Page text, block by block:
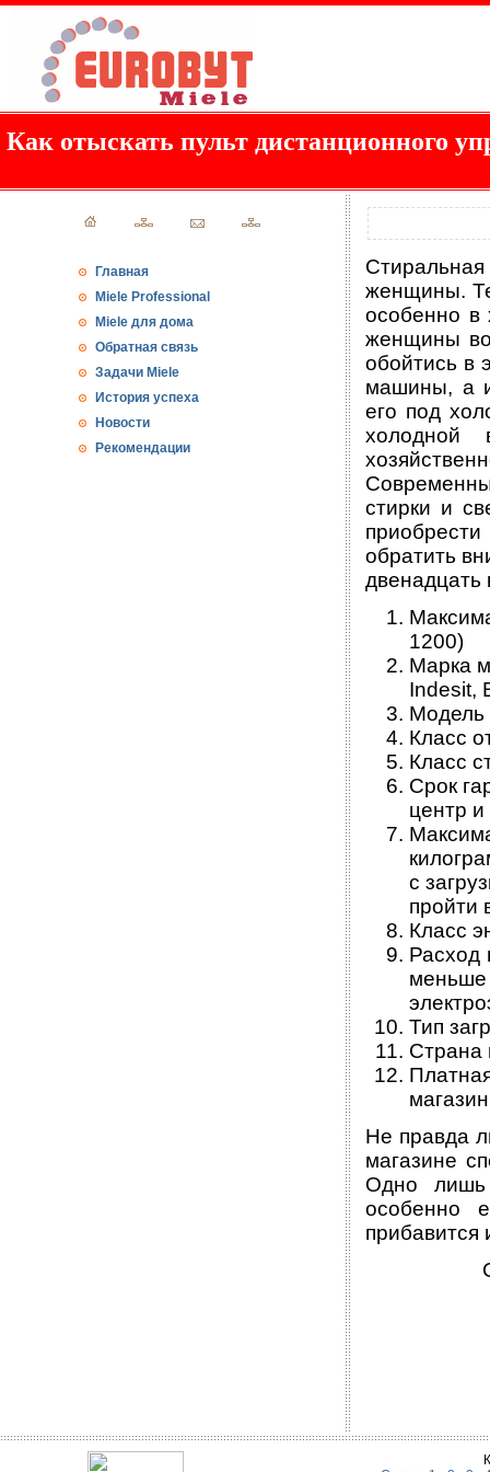
Как отыскать пульт дистанционного
Главная
Miele Professional
Miele для дома
Обратная связь
Задачи Miele
История успеха
Новости
Рекомендации
женщины.
особенно в
женщины во
обойтись в
машины, а
его под
холодной
стирки и
обратить
двенадцать
1200)
Марка
Indesit,
Модель
Класс
Класс
Срок
центр
с
пройти
Класс
Расход
меньше
Тип
Страна
Не правда
магазине
Одно лишь
особенно
прибавится